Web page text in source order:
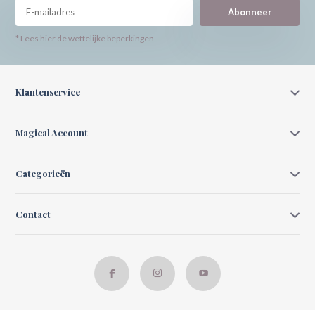
Abonneer
* Lees hier de wettelijke beperkingen
Klantenservice
Magical Account
Categorieën
Contact